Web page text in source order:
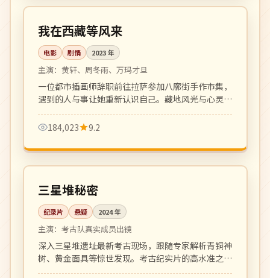
中国
我在西藏等风来
电影 剧情 2023年
主演： 黄轩、周冬雨、万玛才旦
一位都市插画师辞职前往拉萨参加八廓街手作市集，
遇到的人与事让她重新认识自己。藏地风光与心灵旅
程的诗意片。
184,023
9.2
中国
4K 全 8 集
三星堆秘密
纪录片 悬疑 2024年
主演： 考古队真实成员出镜
深入三星堆遗址最新考古现场，跟随专家解析青铜神
树、黄金面具等惊世发现。考古纪实片的高水准之
作，画面震撼。